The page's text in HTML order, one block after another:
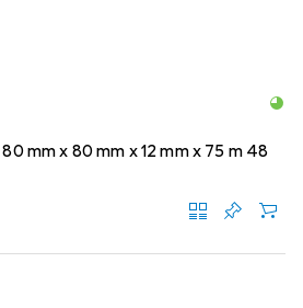
mm x 80 mm x 12 mm x 75 m 48